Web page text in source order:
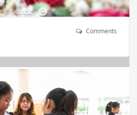
Comments